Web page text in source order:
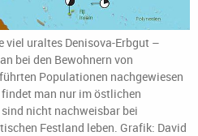
viel uraltes Denisova-Erbgut –
bei den Bewohnern von
Populationen nachgewiesen
man nur im östlichen
nicht nachweisbar bei
Festland leben. Grafik: David